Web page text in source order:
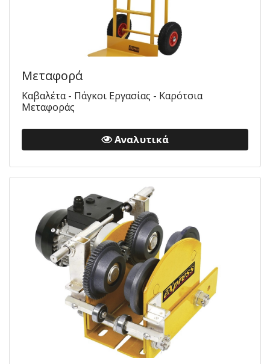
Μεταφορά
Καβαλέτα - Πάγκοι Εργασίας - Καρότσια
Μεταφοράς
Αναλυτικά